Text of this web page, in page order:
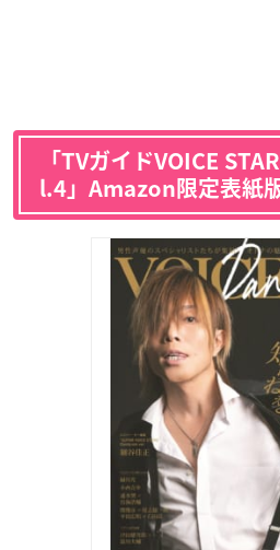
「TVガイドVOICE
l.4」Amazon限定表紙